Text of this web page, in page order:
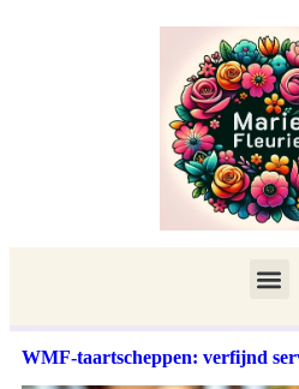
WMF-taartscheppen: verfijnd